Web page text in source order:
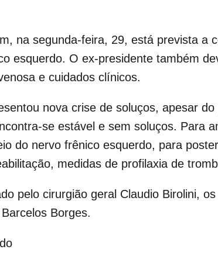
na segunda-feira, 29, está prevista a
esquerdo. O ex-presidente também
e cuidados clínicos.
nova crise de soluços, apesar
se estável e sem soluços. Para
do nervo frênico esquerdo, para
medidas de profilaxia de
pelo cirurgião geral Claudio Birolini,
Borges.